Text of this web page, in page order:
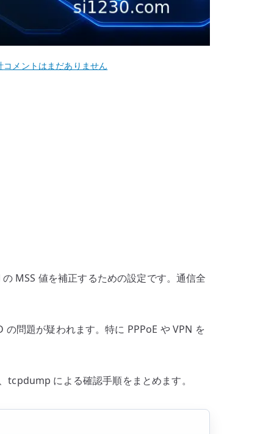
VyOS
防
の
コメントはまだありません
MSS 値を補正するための設定です。通信全
問題が疑われます。特に PPPoE や VPN を
による確認手順をまとめます。